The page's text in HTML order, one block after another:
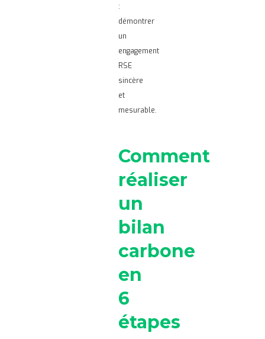
:
démontrer
un
engagement
RSE
sincère
et
mesurable.
Comment
réaliser
un
bilan
carbone
en
6
étapes